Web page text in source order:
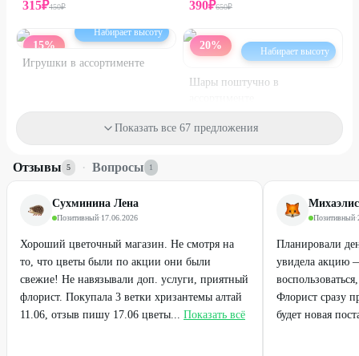
315₽450₽ 390₽650₽
15%
Набирает высоту
Игрушки в ассортименте
20% Набирает высоту
Шары поштучно в
120
25%
Показать все 67 предложения
Отзывы 5 · Вопросы 1
Сухминина Лена
Позитивный·17.06.2026
Хороший цветочный магазин. Не смотря на
то, что цветы были по акции они были
свежие! Не навязывали доп. услуги, приятный
флорист. Покупала 3 ветки хризантемы алтай
11.06, отзыв пишу 17.06 цветы... Показать всё
Позитивный·
Планировали
увидела акцию
Флорист сразу
будет новая